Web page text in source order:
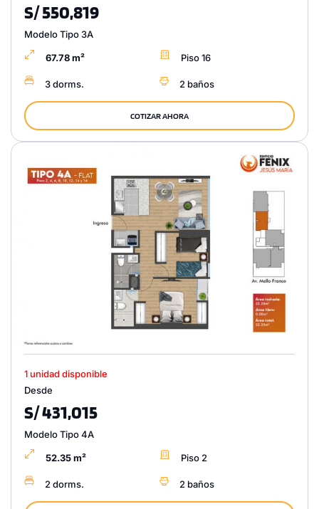
S/ 550,819
Modelo Tipo 3A
67.78 m² Piso 16
3 dorms. 2 baños
COTIZAR AHORA
1 unidad disponible
Desde
S/ 431,015
Modelo Tipo 4A
52.35 m² Piso 2
2 dorms. 2 baños